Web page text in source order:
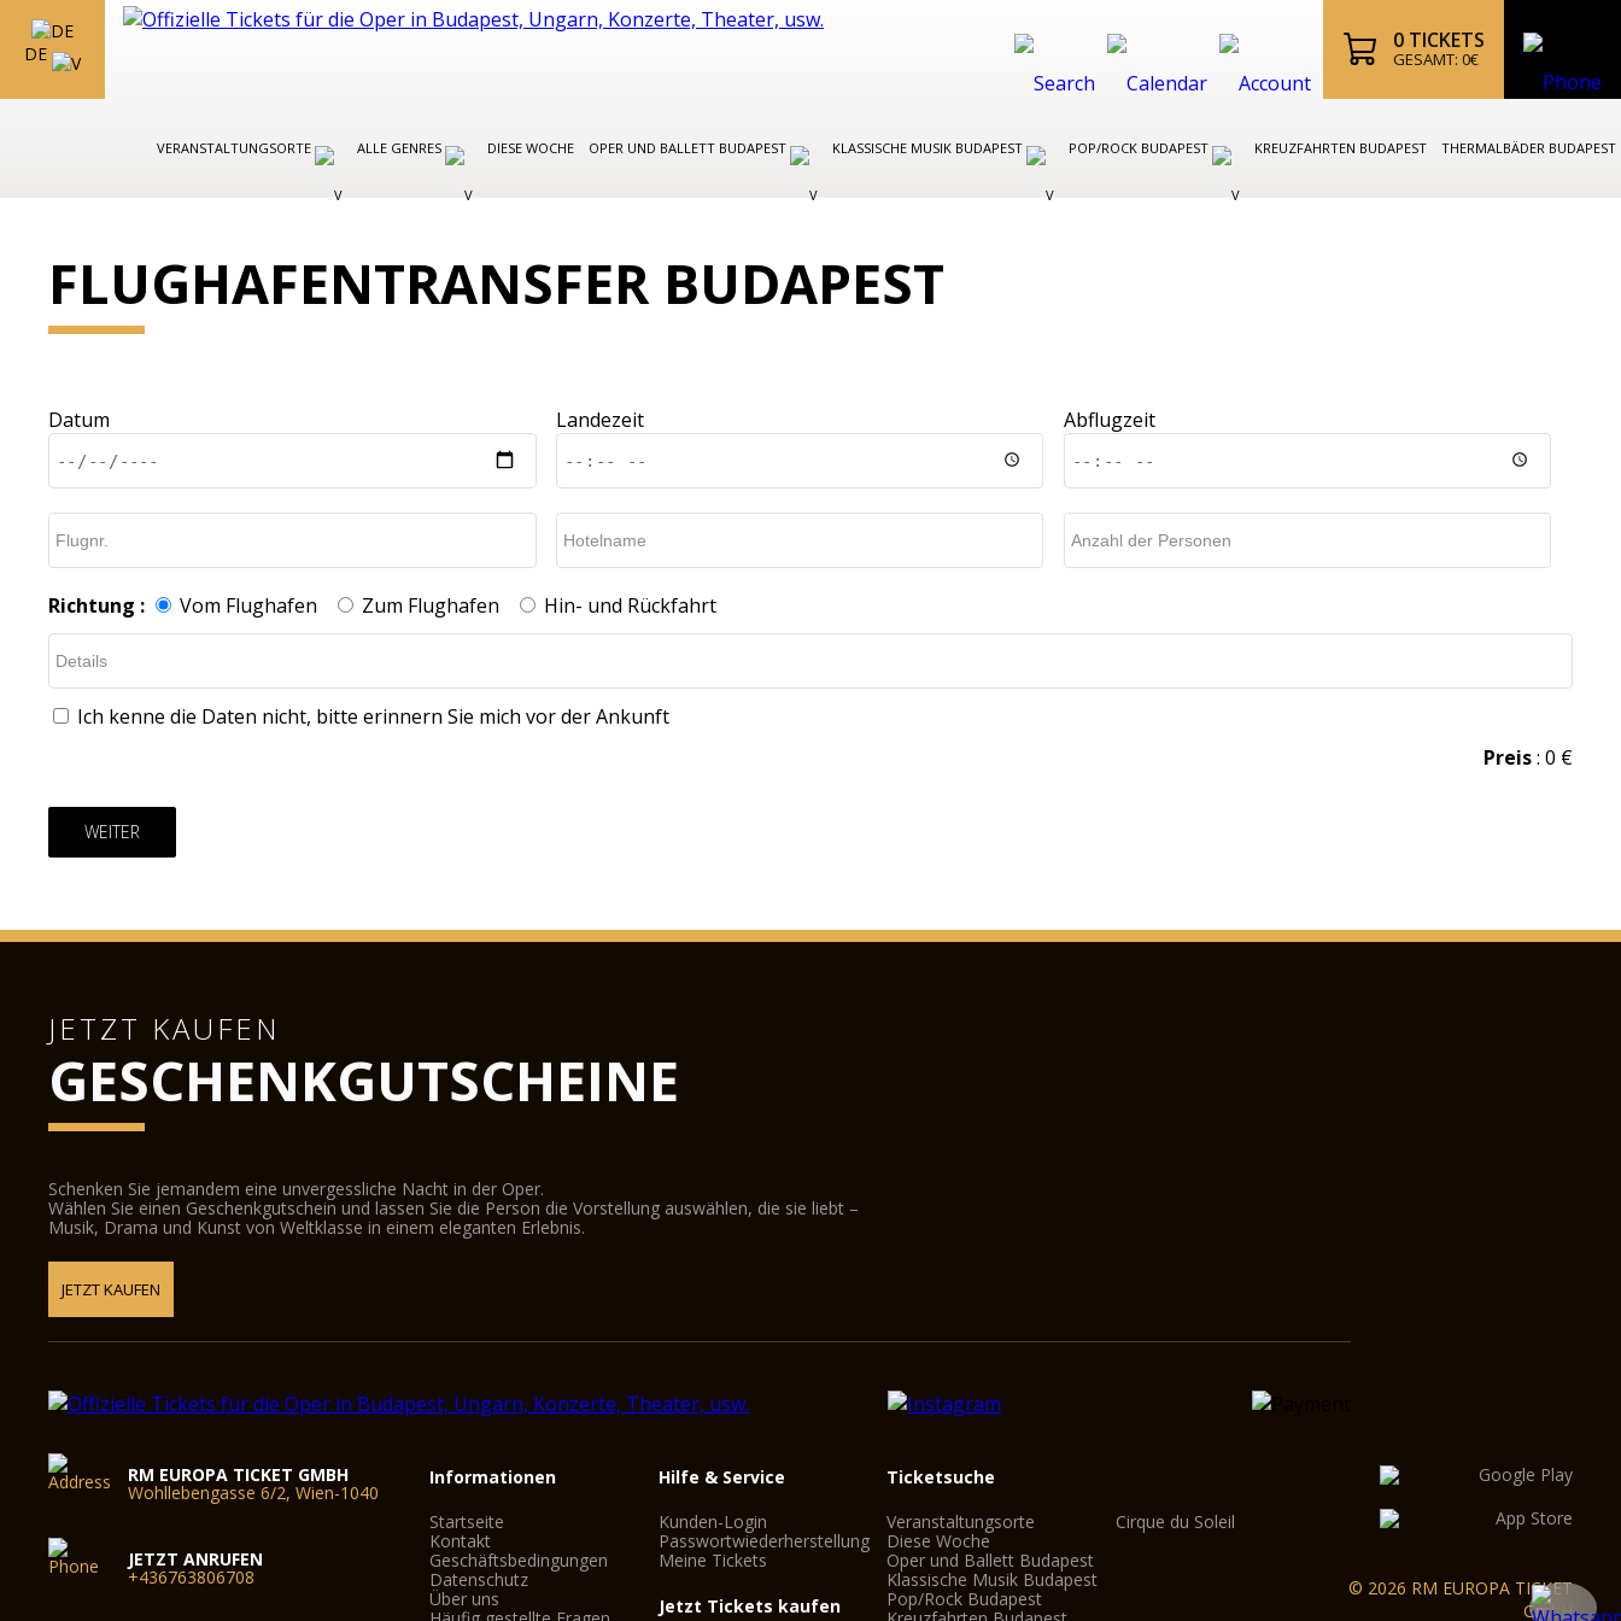
DE
0 TICKETS
GESAMT: 0€
VERANSTALTUNGSORTE ALLE GENRES DIESE WOCHE OPER UND BALLETT BUDAPEST KLASSISCHE MUSIK BUDAPEST POP/ROCK BUDAPEST KREUZFAHRTEN BUDAPEST THERMALBÄDER BUDAPEST
FLUGHAFENTRANSFER BUDAPEST
Datum Landezeit Abflugzeit
Richtung : Vom Flughafen Zum Flughafen Hin- und Rückfahrt
Ich kenne die Daten nicht, bitte erinnern Sie mich vor der Ankunft
Preis: 0 €
WEITER
JETZT KAUFEN
GESCHENKGUTSCHEINE
Schenken Sie jemandem eine unvergessliche Nacht in der Oper.
Wählen Sie einen Geschenkgutschein und lassen Sie die Person die Vorstellung auswählen, die sie liebt –
Musik, Drama und Kunst von Weltklasse in einem eleganten Erlebnis.
JETZT KAUFEN
RM EUROPA TICKET GMBH
Wohllebengasse 6/2, Wien-1040
JETZT ANRUFEN
+436763806708
Informationen
Startseite
Kontakt
Geschäftsbedingungen
Datenschutz
Über uns
Hilfe & Service
Kunden-Login
Passwortwiederherstellung
Meine Tickets
Jetzt Tickets kaufen
Ticketsuche
Veranstaltungsorte
Diese Woche
Oper und Ballett Budapest
Klassische Musik Budapest
Pop/Rock Budapest
Cirque du Soleil
© 2026 RM EUROPA TICKET
GmbH